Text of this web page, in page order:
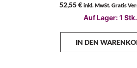
52,55€ inkl. MwSt. Gratis
Auf Lager: 1 Stk.
IN DEN